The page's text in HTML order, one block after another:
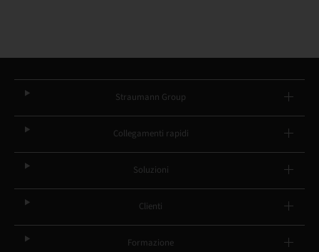
Straumann Group
Collegamenti rapidi
Soluzioni
Clienti
Formazione